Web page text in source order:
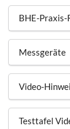
BHE-Praxis-
Messgeräte
Video-
Testtafel